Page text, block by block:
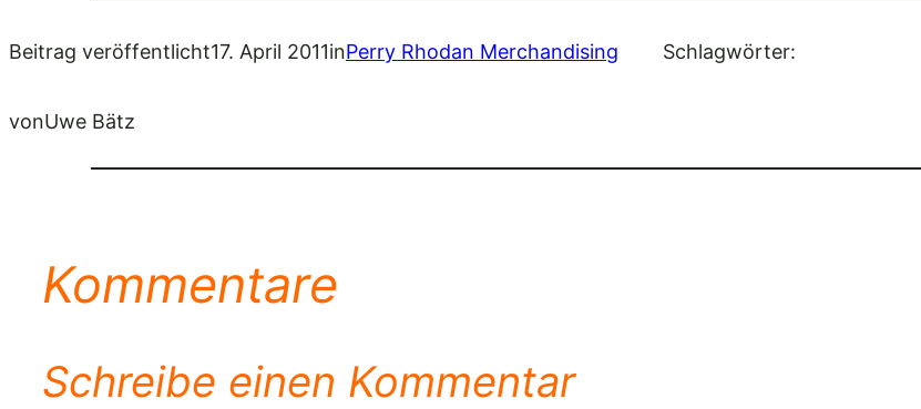
Beitrag veröffentlicht17. April 2011inPerry Rhodan Merchandising
vonUwe Bätz
Schlagwörter:
Kommentare
Schreibe einen Kommentar